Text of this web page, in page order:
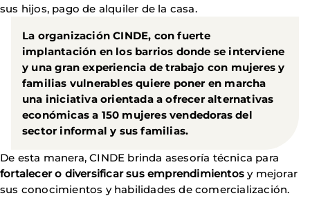
sus hijos, pago de alquiler de la casa.
La organización CINDE, con fuerte
implantación en los barrios donde se interviene
y una gran experiencia de trabajo con mujeres y
familias vulnerables quiere poner en marcha
una iniciativa orientada a ofrecer alternativas
económicas a 150 mujeres vendedoras del
sector informal y sus familias.
De esta manera, CINDE brinda asesoría técnica para
fortalecer o diversificar sus emprendimientos y mejorar
sus conocimientos y habilidades de comercialización.